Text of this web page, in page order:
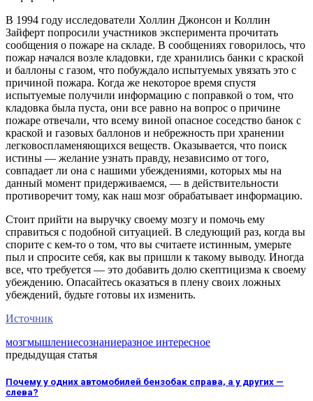
В 1994 году исследователи Холлин Джонсон и Коллин
Зайферт попросили участников эксперимента прочитать
сообщения о пожаре на складе. В сообщениях говорилось, что
пожар начался возле кладовки, где хранились банки с краской
и баллоны с газом, что побуждало испытуемых увязать это с
причиной пожара. Когда же некоторое время спустя
испытуемые получили информацию с поправкой о том, что
кладовка была пуста, они все равно на вопрос о причине
пожаре отвечали, что всему виной опасное соседство банок с
краской и газовых баллонов и небрежность при хранении
легковоспламеняющихся веществ. Оказывается, что поиск
истины — желание узнать правду, независимо от того,
совпадает ли она с нашими убеждениями, которых мы на
данный момент придерживаемся, — в действительности
противоречит тому, как наш мозг обрабатывает информацию.
Стоит прийти на выручку своему мозгу и помочь ему
справиться с подобной ситуацией. В следующий раз, когда вы
спорите с кем-то о том, что вы считаете истинным, умерьте
пыл и спросите себя, как вы пришли к такому выводу. Иногда
все, что требуется — это добавить долю скептицизма к своему
убеждению. Опасайтесь оказаться в плену своих ложных
убеждений, будьте готовы их изменить.
Источник
мозгмышлениесознаниеразное интересное
предыдущая статья
Почему у одних автомобилей бензобак справа, а у других —
слева?